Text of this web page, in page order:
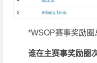
*WSOP赛事奖励圈
谁在主赛事奖励圈